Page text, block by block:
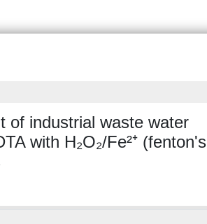
of industrial waste water
with H₂O₂/Fe²⁺ (fenton's